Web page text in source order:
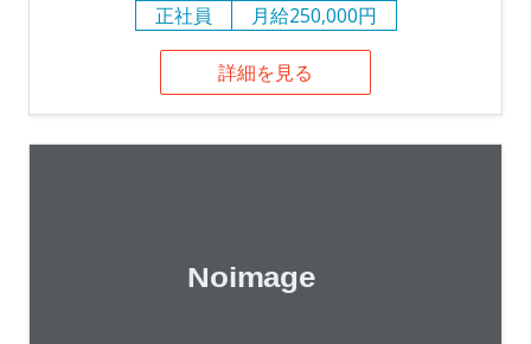
正社員
月給250,000円
詳細を見る